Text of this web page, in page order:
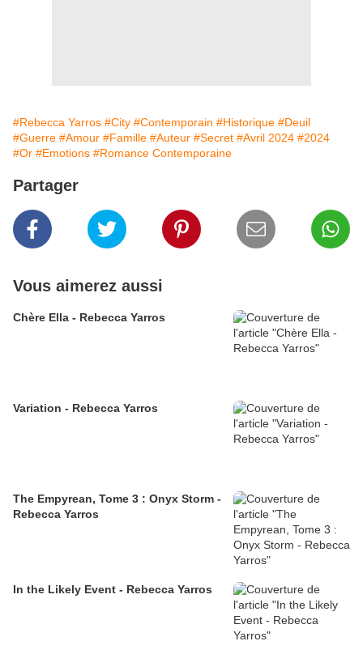
#Rebecca Yarros #City #Contemporain #Historique #Deuil
#Guerre #Amour #Famille #Auteur #Secret #Avril 2024 #2024
#Or #Emotions #Romance Contemporaine
Partager
Vous aimerez aussi
Chère Ella - Rebecca Yarros
Variation - Rebecca Yarros
The Empyrean, Tome 3 : Onyx Storm -
Rebecca Yarros
In the Likely Event - Rebecca Yarros